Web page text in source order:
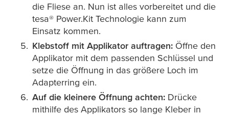
die Fliese an. Nun ist alles vorbereitet und die
tesa® Power.Kit Technologie kann zum
Einsatz kommen.
Klebstoff mit Applikator auftragen: Öffne den
Applikator mit dem passenden Schlüssel und
setze die Öffnung in das größere Loch im
Adapterring ein.
Auf die kleinere Öffnung achten: Drücke
mithilfe des Applikators so lange Kleber in